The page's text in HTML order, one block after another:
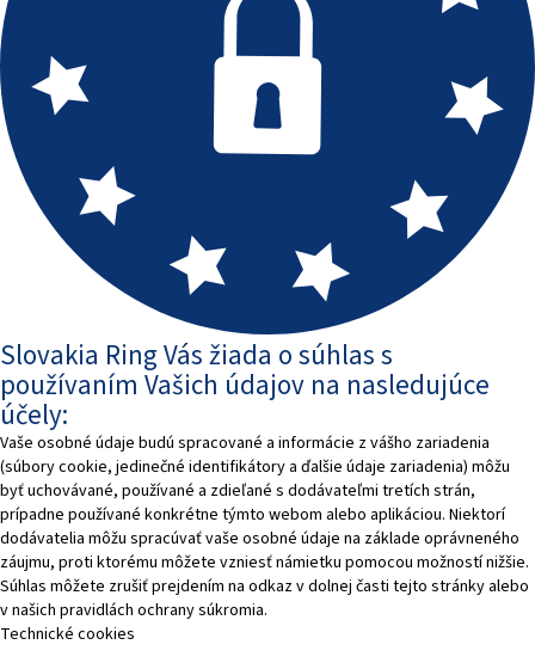
Slovakia Ring Vás žiada o súhlas s
používaním Vašich údajov na nasledujúce
účely:
Vaše osobné údaje budú spracované a informácie z vášho zariadenia
(súbory cookie, jedinečné identifikátory a ďalšie údaje zariadenia) môžu
byť uchovávané, používané a zdieľané s dodávateľmi tretích strán,
prípadne používané konkrétne týmto webom alebo aplikáciou. Niektorí
dodávatelia môžu spracúvať vaše osobné údaje na základe oprávneného
záujmu, proti ktorému môžete vzniesť námietku pomocou možností nižšie.
Súhlas môžete zrušiť prejdením na odkaz v dolnej časti tejto stránky alebo
v našich pravidlách ochrany súkromia.
Technické cookies